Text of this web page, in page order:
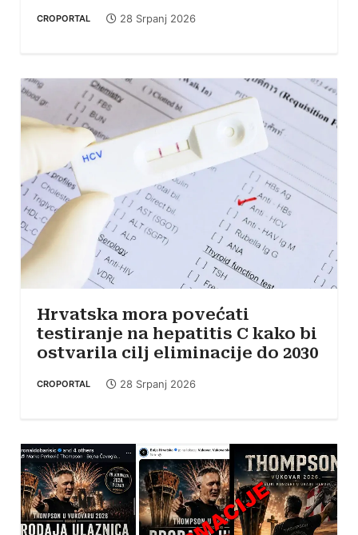
CROPORTAL 28 Srpanj 2026
Hrvatska mora povećati
testiranje na hepatitis C kako bi
ostvarila cilj eliminacije do 2030
CROPORTAL 28 Srpanj 2026